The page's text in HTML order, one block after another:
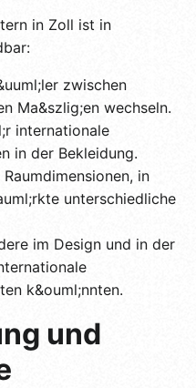
in Zoll ist in
zwischen
Ma&szlig;en wechseln.
internationale
in der Bekleidung.
in
unterschiedliche
im Design und in der
k&ouml;nnten.
und